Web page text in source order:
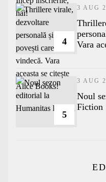
4
3 AUG
Vara
5
3 AUG
​Noul
Fiction